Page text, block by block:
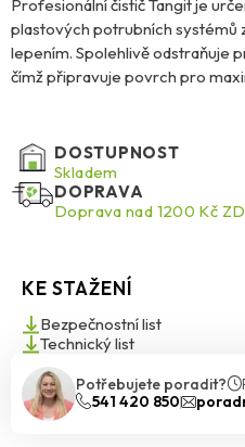
Profesionální čistič Tangit je
plastových potrubních systémů
lepením. Spolehlivě odstraňuje
čímž připravuje povrch pro
Jeho silný čisticí a rozpouštěcí
čistotou, zasychá beze zbytků a
součástí při instalaci plastových
DOSTUPNOST
Skladem
DOPRAVA
Doprava nad 1200 Kč
KE STAŽENÍ
Bezpečnostní list
Technický list
Potřebujete poradit?
541 420 850